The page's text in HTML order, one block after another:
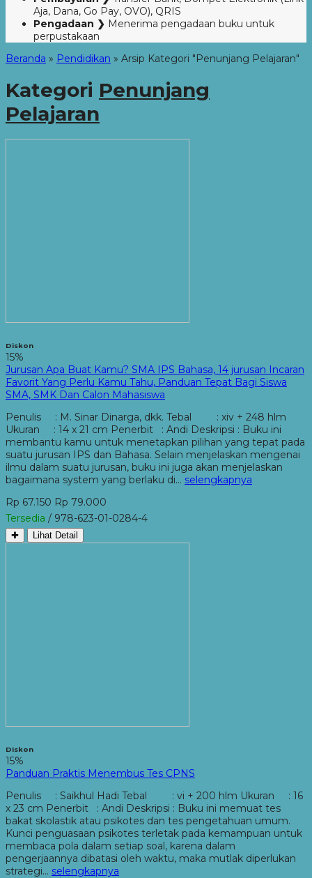
Aja, Dana, Go Pay, OVO), QRIS
Pengadaan ❯ Menerima pengadaan buku untuk
perpustakaan
Beranda » Pendidikan » Arsip Kategori "Penunjang Pelajaran"
Kategori Penunjang
Pelajaran
Diskon
15%
Jurusan Apa Buat Kamu? SMA IPS Bahasa, 14 jurusan Incaran
Favorit Yang Perlu Kamu Tahu, Panduan Tepat Bagi Siswa
SMA, SMK Dan Calon Mahasiswa
Penulis : M. Sinar Dinarga, dkk. Tebal : xiv + 248 hlm
Ukuran : 14 x 21 cm Penerbit : Andi Deskripsi : Buku ini
membantu kamu untuk menetapkan pilihan yang tepat pada
suatu jurusan IPS dan Bahasa. Selain menjelaskan mengenai
ilmu dalam suatu jurusan, buku ini juga akan menjelaskan
bagaimana system yang berlaku di… selengkapnya
Rp 67.150 Rp 79.000
Tersedia / 978-623-01-0284-4
✚ Lihat Detail
Diskon
15%
Panduan Praktis Menembus Tes CPNS
Penulis : Saikhul Hadi Tebal : vi + 200 hlm Ukuran : 16
x 23 cm Penerbit : Andi Deskripsi : Buku ini memuat tes
bakat skolastik atau psikotes dan tes pengetahuan umum.
Kunci penguasaan psikotes terletak pada kemampuan untuk
membaca pola dalam setiap soal, karena dalam
pengerjaannya dibatasi oleh waktu, maka mutlak diperlukan
strategi… selengkapnya